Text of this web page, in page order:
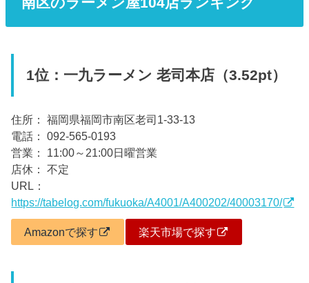
1位：一九ラーメン 老司本店（3.52pt）
住所： 福岡県福岡市南区老司1-33-13
電話： 092-565-0193
営業： 11:00～21:00日曜営業
店休： 不定
URL：
https://tabelog.com/fukuoka/A4001/A400202/40003170/
Amazonで探す 楽天市場で探す